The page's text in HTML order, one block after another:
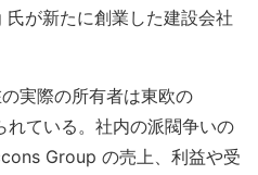
が新たに創業した建設会社
実際の所有者は東欧の
れている。社内の派閥争いの
Group の売上、利益や受